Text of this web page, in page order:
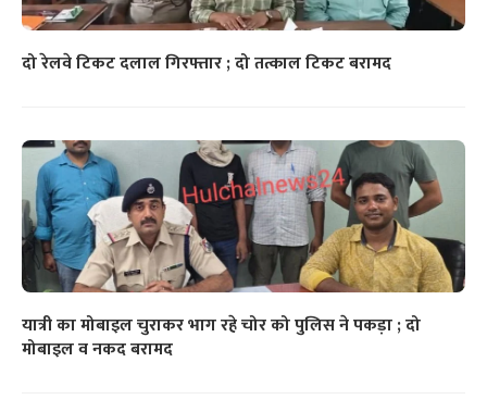
दो रेलवे टिकट दलाल गिरफ्तार ; दो तत्काल टिकट बरामद
यात्री का मोबाइल चुराकर भाग रहे चोर को पुलिस ने पकड़ा ; दो
मोबाइल व नकद बरामद